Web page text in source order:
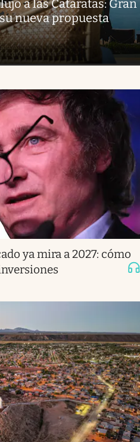
a las Cataratas: Gran
nueva propuesta
ya mira a 2027: cómo